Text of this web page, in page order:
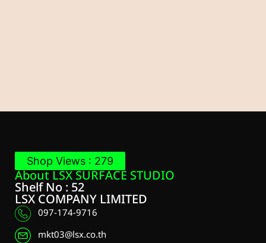
Shop Views : 279
About LSX SURFACE STUDIO
Shelf No : 52
LSX COMPANY LIMITED
097-174-9716
mkt03@lsx.co.th